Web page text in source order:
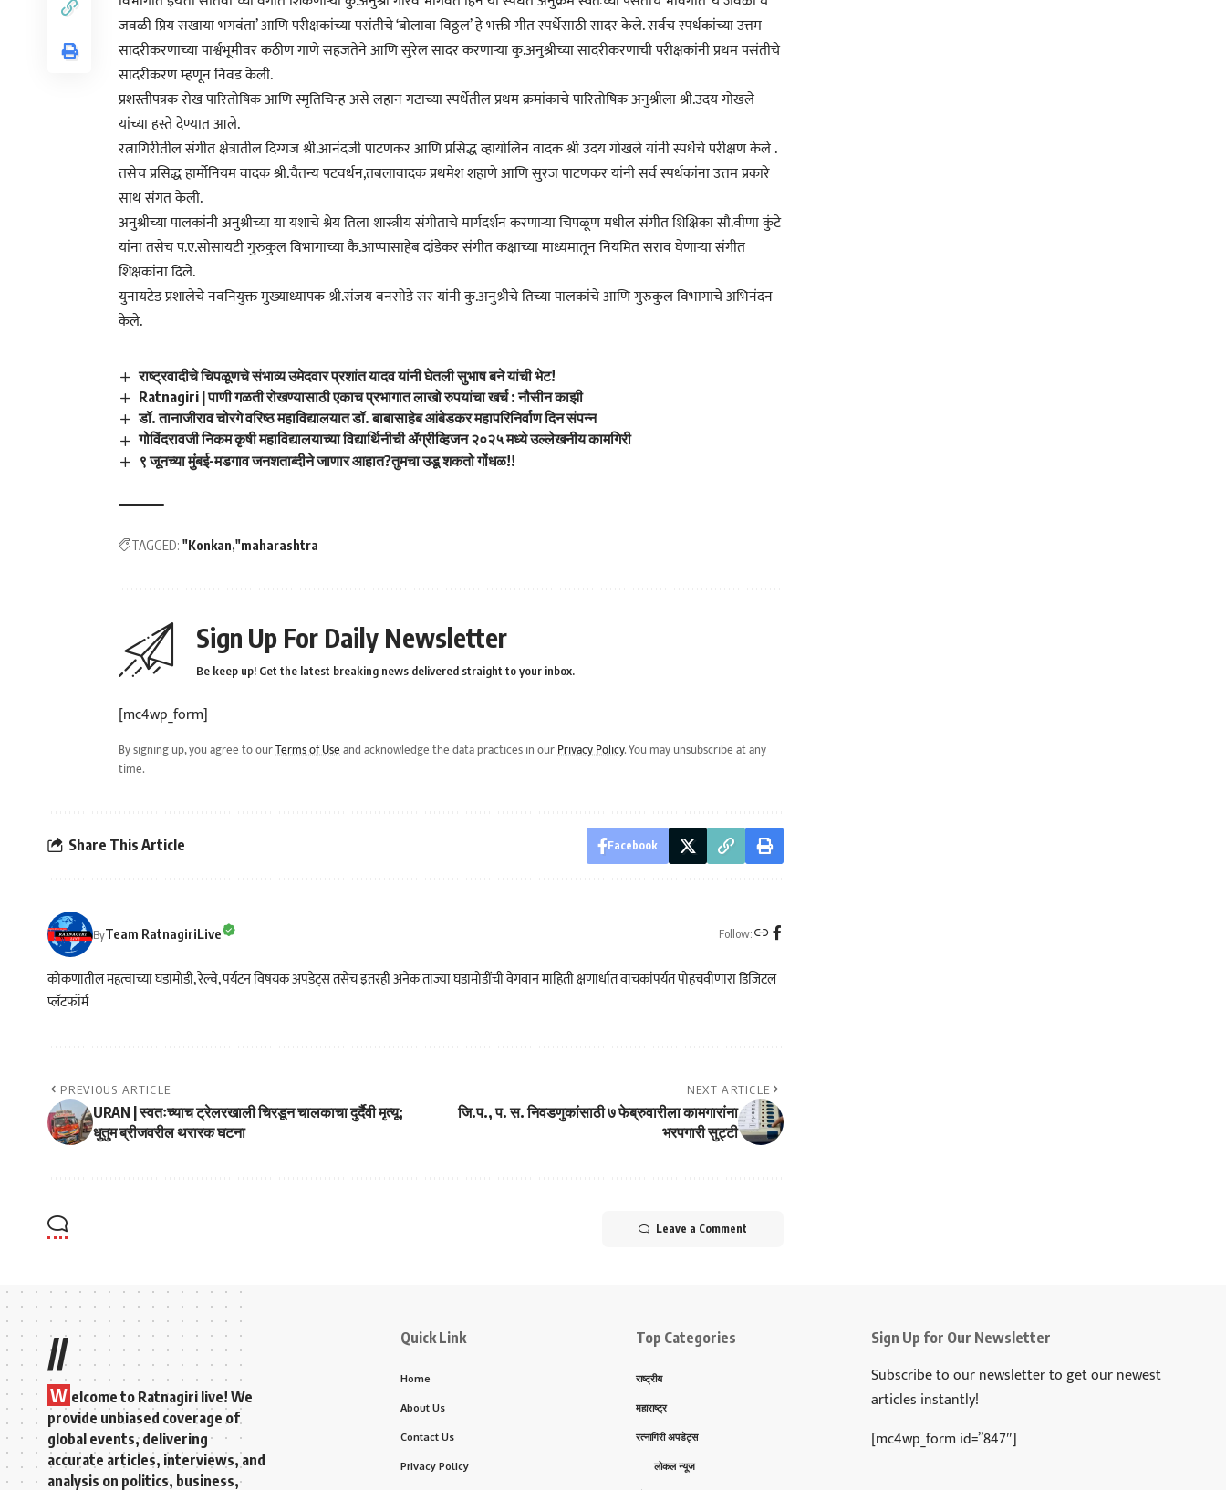
जवळी प्रिय सखाया भगवंता’ आणि परीक्षकांच्या पसंतीचे ‘बोलावा विठ्ठल’ हे भक्ती गीत स्पर्धेसाठी सादर केले. सर्वच स्पर्धकांच्या उत्तम
सादरीकरणाच्या पार्श्वभूमीवर कठीण गाणे सहजतेने आणि सुरेल सादर करणाऱ्या कु.अनुश्रीच्या सादरीकरणाची परीक्षकांनी प्रथम पसंतीचे
सादरीकरण म्हणून निवड केली.
प्रशस्तीपत्रक रोख पारितोषिक आणि स्मृतिचिन्ह असे लहान गटाच्या स्पर्धेतील प्रथम क्रमांकाचे पारितोषिक अनुश्रीला श्री.उदय गोखले
यांच्या हस्ते देण्यात आले.
रत्नागिरीतील संगीत क्षेत्रातील दिग्गज श्री.आनंदजी पाटणकर आणि प्रसिद्ध व्हायोलिन वादक श्री उदय गोखले यांनी स्पर्धेचे परीक्षण केले .
तसेच प्रसिद्ध हार्मोनियम वादक श्री.चैतन्य पटवर्धन,तबलावादक प्रथमेश शहाणे आणि सुरज पाटणकर यांनी सर्व स्पर्धकांना उत्तम प्रकारे
साथ संगत केली.
अनुश्रीच्या पालकांनी अनुश्रीच्या या यशाचे श्रेय तिला शास्त्रीय संगीताचे मार्गदर्शन करणाऱ्या चिपळूण मधील संगीत शिक्षिका सौ.वीणा कुंटे
यांना तसेच प.ए.सोसायटी गुरुकुल विभागाच्या कै.आप्पासाहेब दांडेकर संगीत कक्षाच्या माध्यमातून नियमित सराव घेणाऱ्या संगीत
शिक्षकांना दिले.
युनायटेड प्रशालेचे नवनियुक्त मुख्याध्यापक श्री.संजय बनसोडे सर यांनी कु.अनुश्रीचे तिच्या पालकांचे आणि गुरुकुल विभागाचे अभिनंदन
केले.
राष्ट्रवादीचे चिपळूणचे संभाव्य उमेदवार प्रशांत यादव यांनी घेतली सुभाष बने यांची भेट!
Ratnagiri | पाणी गळती रोखण्यासाठी एकाच प्रभागात लाखो रुपयांचा खर्च : नौसीन काझी
डॉ. तानाजीराव चोरगे वरिष्ठ महाविद्यालयात डॉ. बाबासाहेब आंबेडकर महापरिनिर्वाण दिन संपन्न
गोविंदरावजी निकम कृषी महाविद्यालयाच्या विद्यार्थिनीची ॲग्रीव्हिजन २०२५ मध्ये उल्लेखनीय कामगिरी
९ जूनच्या मुंबई-मडगाव जनशताब्दीने जाणार आहात?तुमचा उडू शकतो गोंधळ!!
TAGGED: "Konkan "maharashtra
Sign Up For Daily Newsletter
Be keep up! Get the latest breaking news delivered straight to your inbox.
[mc4wp_form]
By signing up, you agree to ourTerms of Useand acknowledge the data practices in ourPrivacy Policy. You may unsubscribe at any
time.
Share This Article Facebook
ByTeam RatnagiriLive Follow:
कोकणातील महत्वाच्या घडामोडी, रेल्वे, पर्यटन विषयक अपडेट्स तसेच इतरही अनेक ताज्या घडामोडींची वेगवान माहिती क्षणार्धात वाचकांपर्यत पोहचवीणारा डिजिटल
प्लॅटफॉर्म
PREVIOUS ARTICLE
URAN | स्वतःच्याच ट्रेलरखाली चिरडून चालकाचा दुर्दैवी मृत्यू;
धुतुम ब्रीजवरील थरारक घटना
NEXT ARTICLE
जि.प., प. स. निवडणुकांसाठी ७ फेब्रुवारीला कामगारांना
भरपगारी सुट्टी
Leave a Comment
//
W elcome to Ratnagiri live! We
provide unbiased coverage of
global events, delivering
accurate articles, interviews, and
analysis on politics, business,
Quick Link
Home
About Us
Contact Us
Privacy Policy
Top Categories
राष्ट्रीय
महाराष्ट्र
रत्नागिरी अपडेट्स
लोकल न्यूज
Sign Up for Our Newsletter
Subscribe to our newsletter to get our newest
articles instantly!
[mc4wp_form id=”847″]